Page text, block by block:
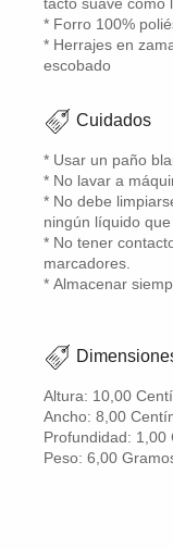
* Forro 100%
* Herrajes en
escobado
Cuidados
* Usar un paño
* No lavar a
* No debe
ningún líquido
* No tener
marcadores.
* Almacenar
Altura: 10,00
Ancho: 8,00
Profundidad: 1,00
Peso: 6,00